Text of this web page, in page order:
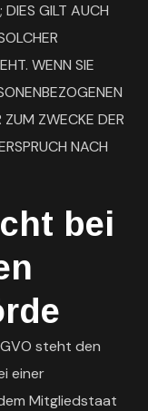
DIES GILT AUCH
WENN SIE
ZUM ZWECKE DER
NACH
bei
steht den
einer
Mitgliedstaat